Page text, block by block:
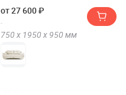
от 27 600 ₽
750 х 1950 х 950 мм